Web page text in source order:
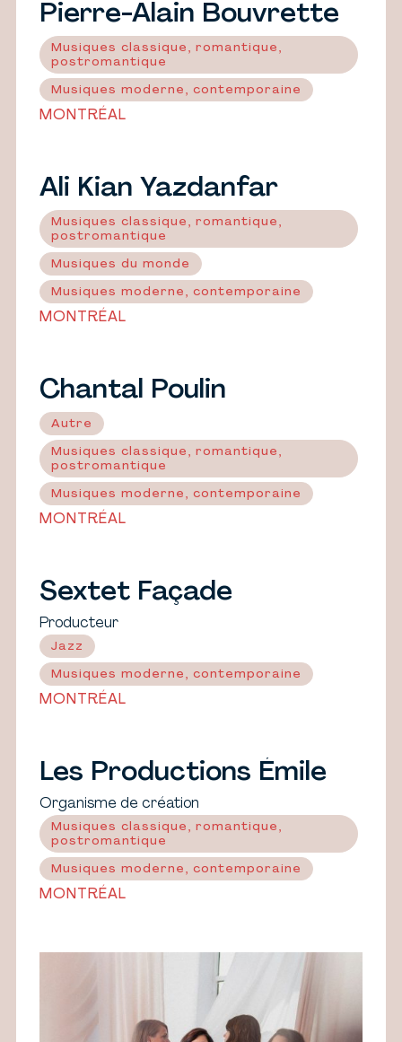
Pierre-Alain Bouvrette
Musiques classique, romantique,
postromantique
Musiques moderne, contemporaine
MONTRÉAL
Ali Kian Yazdanfar
Musiques classique, romantique,
postromantique
Musiques du monde
Musiques moderne, contemporaine
MONTRÉAL
Chantal Poulin
Autre
Musiques classique, romantique,
postromantique
Musiques moderne, contemporaine
MONTRÉAL
Sextet Façade
Producteur
Jazz
Musiques moderne, contemporaine
MONTRÉAL
Les Productions Émile
Organisme de création
Musiques classique, romantique,
postromantique
Musiques moderne, contemporaine
MONTRÉAL